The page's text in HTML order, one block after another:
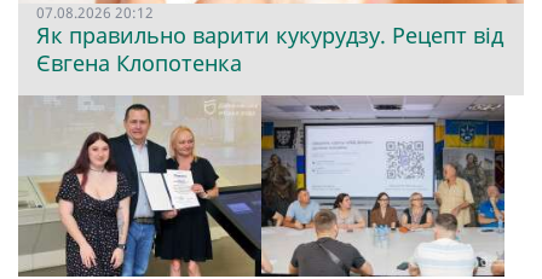
07.08.2026 20:12
Як правильно варити кукурудзу. Рецепт від
Євгена Клопотенка